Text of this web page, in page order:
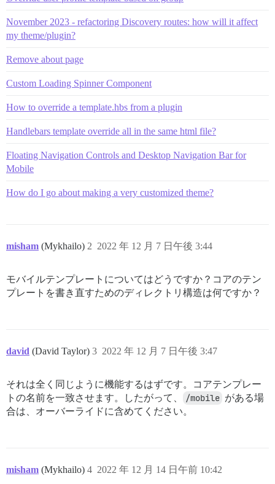
November 2023 - refactoring Discovery routes: how will it affect
my theme/plugin?
Remove about page
Custom Loading Spinner Component
How to override a template.hbs from a plugin
Handlebars template override all in the same html file?
Floating Navigation Controls and Desktop Navigation Bar for
Mobile
How do I go about making a very customized theme?
misham (Mykhailo) 2022 年 12 月 7 日午後 3:44
2
モバイルテンプレートについてはどうですか？コアのテン
プレートを書き直すためのディレクトリ構造は何ですか？
david (David Taylor) 2022 年 12 月 7 日午後 3:47
3
それは全く同じように機能するはずです。コアテンプレー
トの名前を一致させます。したがって、
/mobile がある場
合は、オーバーライドに含めてください。
misham (Mykhailo) 2022 年 12 月 14 日午前 10:42
4